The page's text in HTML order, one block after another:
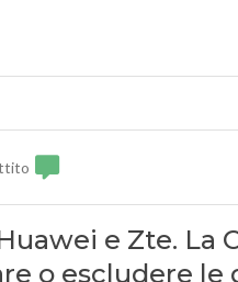
e Zte. La
o escludere le